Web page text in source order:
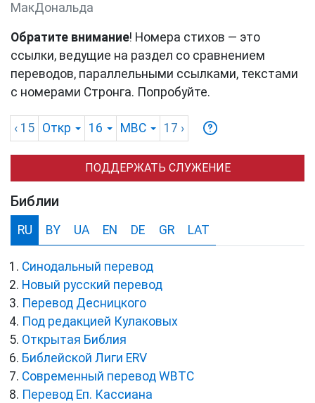
МакДональда
Обратите внимание! Номера стихов — это
ссылки, ведущие на раздел со сравнением
переводов, параллельными ссылками, текстами
с номерами Стронга. Попробуйте.
‹ 15 Откр 16 MBC 17 ›
ПОДДЕРЖАТЬ СЛУЖЕНИЕ
Библии
RU BY UA EN DE GR LAT
Синодальный перевод
Новый русский перевод
Перевод Десницкого
Под редакцией Кулаковых
Открытая Библия
Библейской Лиги ERV
Cовременный перевод WBTC
Перевод Еп. Кассиана